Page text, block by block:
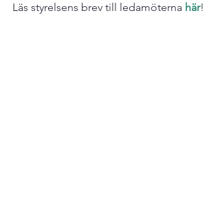
Läs styrelsens brev till ledamöterna här!